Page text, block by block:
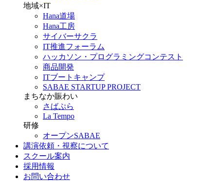
地域×IT
Hana道場
Hana工房
サイバーサクラ
IT推進フォーラム
ハッカソン・プログラミングコンテスト
商品開発
ITブートキャンプ
SABAE STARTUP PROJECT
まちなか賑わい
さばぷら
La Tempo
研修
オープンSABAE
講演依頼・視察について
スクール案内
採用情報
お問い合わせ